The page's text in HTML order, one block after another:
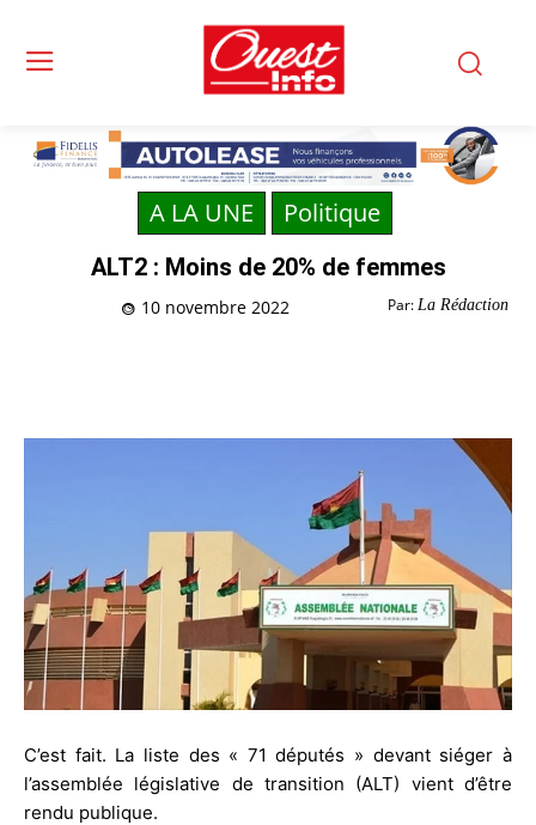
A LA UNE Politique
ALT2 : Moins de 20% de femmes
Par: La Rédaction
10 novembre 2022
C’est fait. La liste des « 71 députés » devant siéger à
l’assemblée législative de transition (ALT) vient d’être
rendu publique.